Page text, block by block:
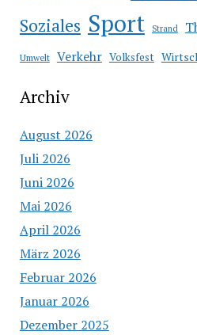
Soziales Sport Strand
Umwelt Verkehr Volksfest
Archiv
August 2026
Juli 2026
Juni 2026
Mai 2026
April 2026
März 2026
Februar 2026
Januar 2026
Dezember 2025